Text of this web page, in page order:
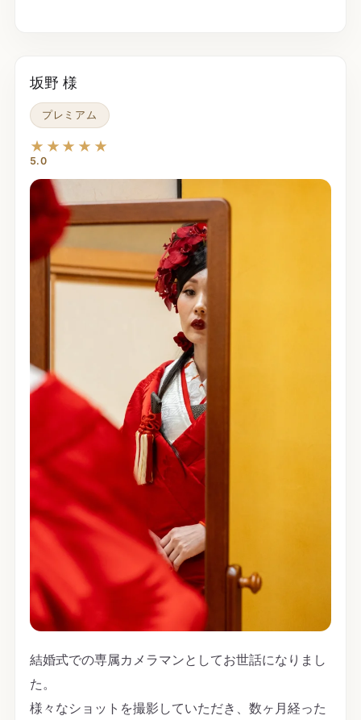
坂野 様
プレミアム
★★★★★
5.0
結婚式での専属カメラマンとしてお世話になりまし
た。
様々なショットを撮影していただき、数ヶ月経った